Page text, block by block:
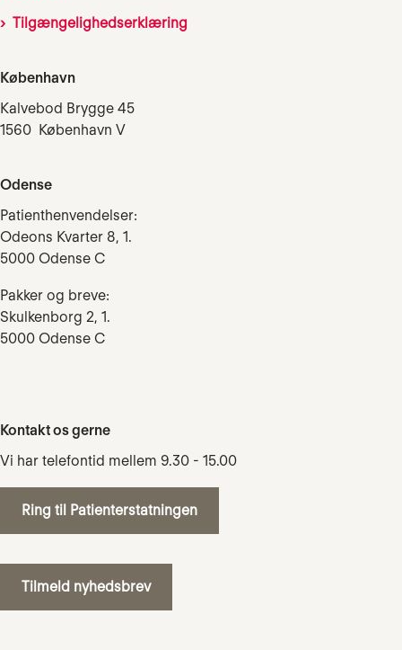
Tilgængelighedserklæring
København
Kalvebod Brygge 45
1560 København V
Odense
Patienthenvendelser:
Odeons Kvarter 8, 1.
5000 Odense C
Pakker og breve:
Skulkenborg 2, 1.
5000 Odense C
Kontakt os gerne
Vi har telefontid mellem 9.30 - 15.00
Ring til Patienterstatningen
Tilmeld nyhedsbrev